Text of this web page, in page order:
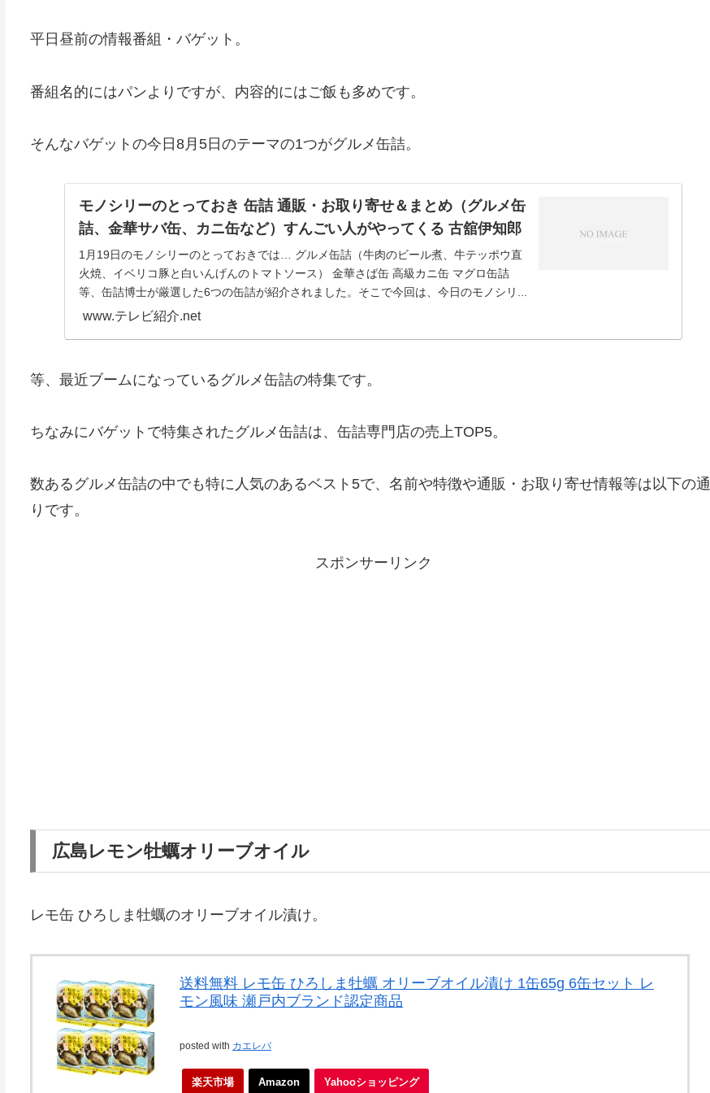
平日昼前の情報番組・バゲット。
番組名的にはパンよりですが、内容的にはご飯も多めです。
そんなバゲットの今日8月5日のテーマの1つがグルメ缶詰。
モノシリーのとっておき 缶詰 通販・お取り寄せ＆まとめ（グルメ缶
詰、金華サバ缶、カニ缶など）すんごい人がやってくる 古舘伊知郎
1月19日のモノシリーのとっておきでは… グルメ缶詰（牛肉のビール煮、牛テッポウ直
火焼、イベリコ豚と白いんげんのトマトソース） 金華さば缶 高級カニ缶 マグロ缶詰
等、缶詰博士が厳選した6つの缶詰が紹介されました。そこで今回は、今日のモノシリ...
www.テレビ紹介.net
等、最近ブームになっているグルメ缶詰の特集です。
ちなみにバゲットで特集されたグルメ缶詰は、缶詰専門店の売上TOP5。
数あるグルメ缶詰の中でも特に人気のあるベスト5で、名前や特徴や通販・お取り寄せ情報等は以下の通
りです。
スポンサーリンク
広島レモン牡蠣オリーブオイル
レモ缶 ひろしま牡蠣のオリーブオイル漬け。
送料無料 レモ缶 ひろしま牡蠣 オリーブオイル漬け 1缶65g 6缶セット レ
モン風味 瀬戸内ブランド認定商品
posted with カエレバ
楽天市場 Amazon Yahooショッピング